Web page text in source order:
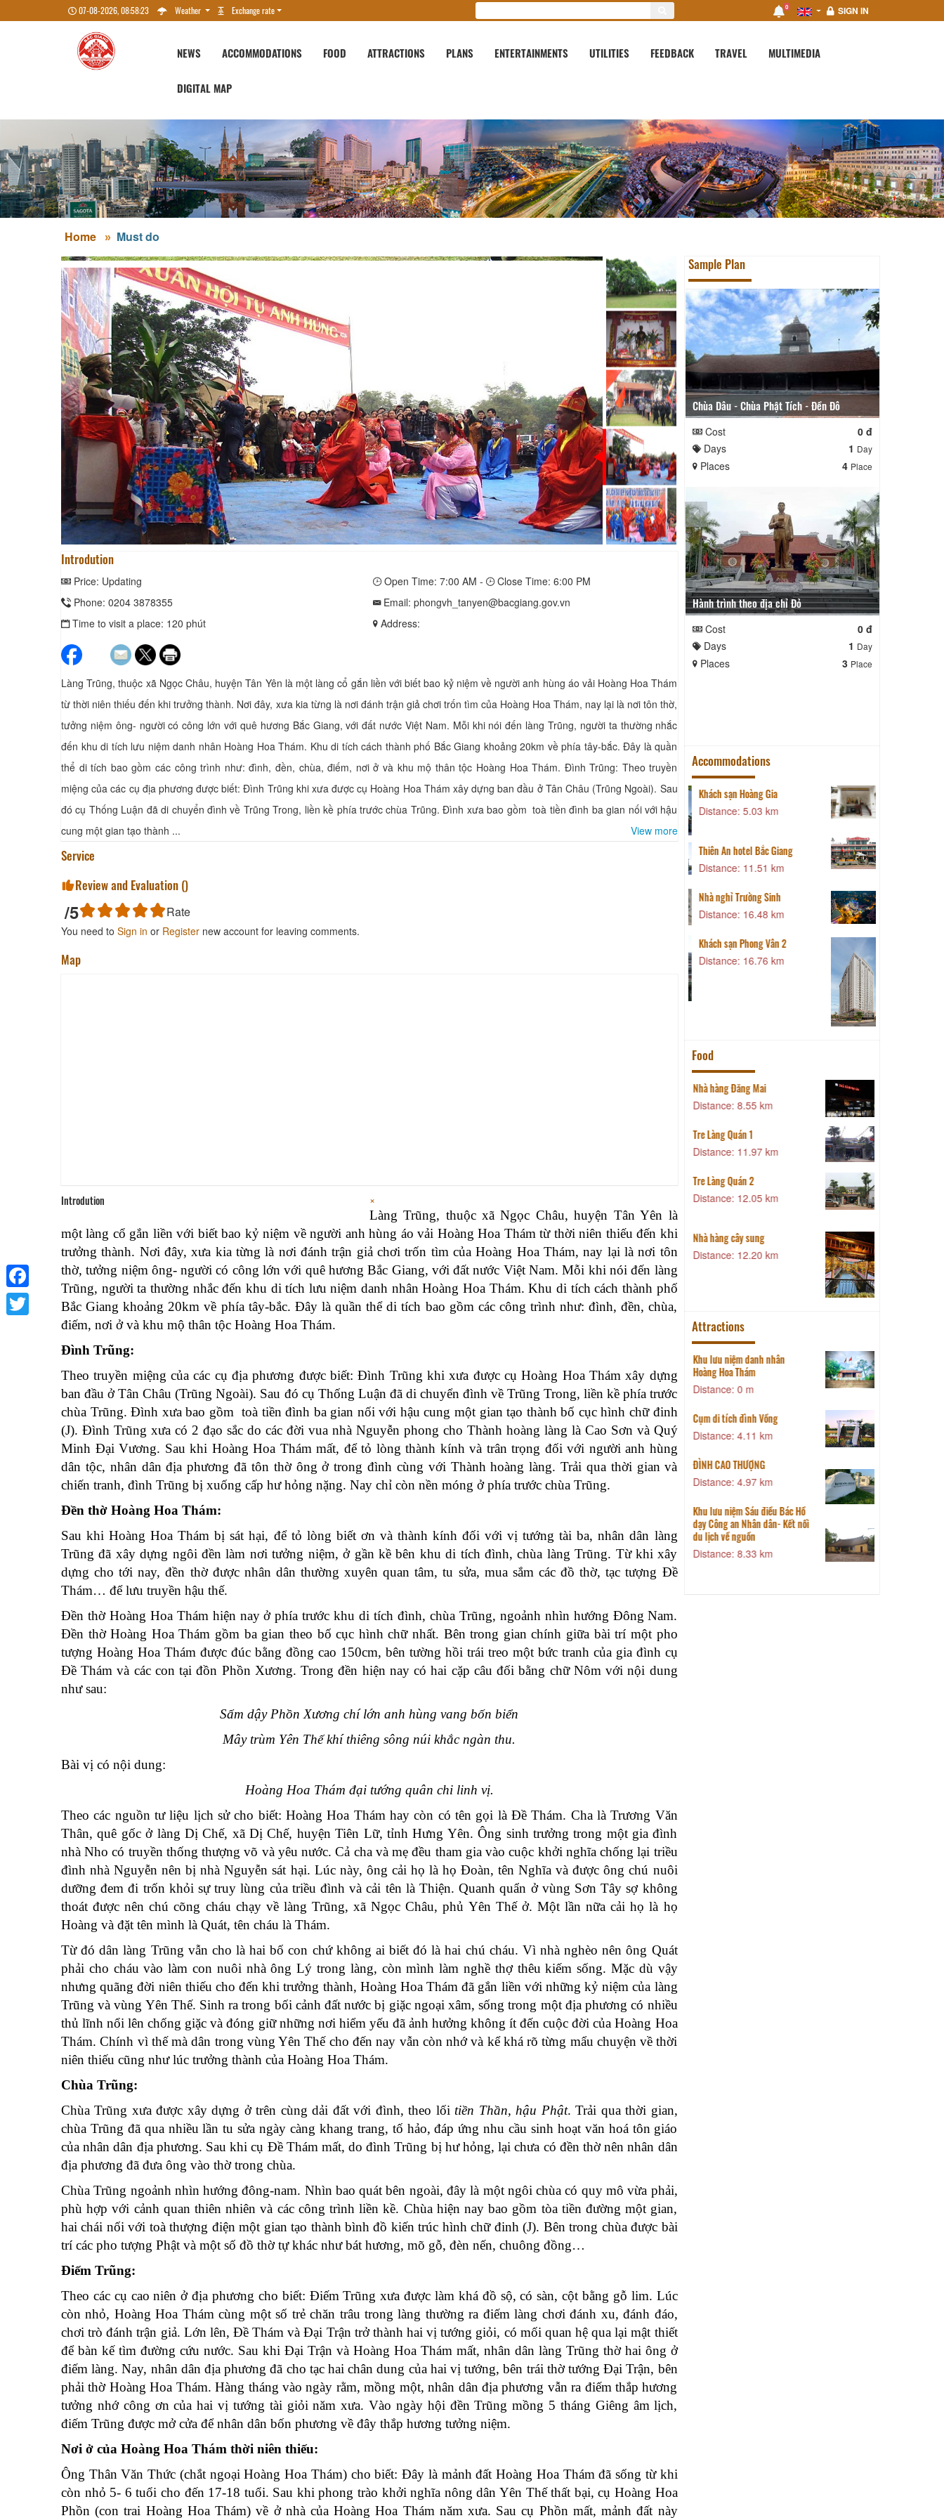
07-08-2026, 08:58:24 Weather Exchange rate 0 SIGN IN
NEWS ACCOMMODATIONS FOOD ATTRACTIONS PLANS ENTERTAINMENTS UTILITIES FEEDBACK TRAVEL MULTIMEDIA
DIGITAL MAP
Home Must do
KHU LƯU NIỆM DANH NHÂN HOÀNG HOA THÁM
Introdution
Price: Updating
Phone: 0204 3878355
Time to visit a place: 120 phút
Open Time: 7:00 AM -
Close Time: 6:00 PM
Email: phongvh_tanyen@bacgiang.gov.vn
Address:
Làng Trũng, thuộc xã Ngọc Châu, huyện Tân Yên là một làng cổ gắn liền với biết bao kỷ niệm về người anh hùng áo vải Hoàng Hoa Thám
từ thời niên thiếu đến khi trưởng thành. Nơi đây, xưa kia từng là nơi đánh trận giả chơi trốn tìm của Hoàng Hoa Thám, nay lại là nơi tôn thờ,
tưởng niệm ông- người có công lớn với quê hương Bắc Giang, với đất nước Việt Nam. Mỗi khi nói đến làng Trũng, người ta thường nhắc
đến khu di tích lưu niệm danh nhân Hoàng Hoa Thám. Khu di tích cách thành phố Bắc Giang khoảng 20km về phía tây-bắc. Đây là quần
thể di tích bao gồm các công trình như: đình, đền, chùa, điếm, nơi ở và khu mộ thân tộc Hoàng Hoa Thám. Đình Trũng: Theo truyền
miệng của các cụ địa phương được biết: Đình Trũng khi xưa được cụ Hoàng Hoa Thám xây dựng ban đầu ở Tân Châu (Trũng Ngoài). Sau
đó cụ Thống Luận đã di chuyển đình về Trũng Trong, liền kề phía trước chùa Trũng. Đình xưa bao gồm toà tiền đình ba gian nối với hậu
cung một gian tạo thành ...
View more
Service
Review and Evaluation ()
/5 Rate
You need to Sign in or Register new account for leaving comments.
Map
Introdution ×
Làng Trũng, thuộc xã Ngọc Châu, huyện Tân Yên là
một làng cổ gắn liền với biết bao kỷ niệm về người anh hùng áo vải Hoàng Hoa Thám từ thời niên thiếu đến khi
trưởng thành. Nơi đây, xưa kia từng là nơi đánh trận giả chơi trốn tìm của Hoàng Hoa Thám, nay lại là nơi tôn
thờ, tưởng niệm ông- người có công lớn với quê hương Bắc Giang, với đất nước Việt Nam. Mỗi khi nói đến làng
Trũng, người ta thường nhắc đến khu di tích lưu niệm danh nhân Hoàng Hoa Thám. Khu di tích cách thành phố
Bắc Giang khoảng 20km về phía tây-bắc. Đây là quần thể di tích bao gồm các công trình như: đình, đền, chùa,
điếm, nơi ở và khu mộ thân tộc Hoàng Hoa Thám.
Đình Trũng:
Theo truyền miệng của các cụ địa phương được biết: Đình Trũng khi xưa được cụ Hoàng Hoa Thám xây dựng
ban đầu ở Tân Châu (Trũng Ngoài). Sau đó cụ Thống Luận đã di chuyển đình về Trũng Trong, liền kề phía trước
chùa Trũng. Đình xưa bao gồm toà tiền đình ba gian nối với hậu cung một gian tạo thành bố cục hình chữ đinh
(J). Đình Trũng xưa có 2 đạo sắc do các đời vua nhà Nguyễn phong cho Thành hoàng làng là Cao Sơn và Quý
Minh Đại Vương. Sau khi Hoàng Hoa Thám mất, để tỏ lòng thành kính và trân trọng đối với người anh hùng
dân tộc, nhân dân địa phương đã tôn thờ ông ở trong đình cùng với Thành hoàng làng. Trải qua thời gian và
chiến tranh, đình Trũng bị xuống cấp hư hỏng nặng. Nay chỉ còn nền móng ở phía trước chùa Trũng.
Đền thờ Hoàng Hoa Thám:
Sau khi Hoàng Hoa Thám bị sát hại, để tỏ lòng biết ơn và thành kính đối với vị tướng tài ba, nhân dân làng
Trũng đã xây dựng ngôi đền làm nơi tưởng niệm, ở gần kề bên khu di tích đình, chùa làng Trũng. Từ khi xây
dựng cho tới nay, đền thờ được nhân dân thường xuyên quan tâm, tu sửa, mua sắm các đồ thờ, tạc tượng Đề
Thám… để lưu truyền hậu thế.
Đền thờ Hoàng Hoa Thám hiện nay ở phía trước khu di tích đình, chùa Trũng, ngoảnh nhìn hướng Đông Nam.
Đền thờ Hoàng Hoa Thám gồm ba gian theo bố cục hình chữ nhất. Bên trong gian chính giữa bài trí một pho
tượng Hoàng Hoa Thám được đúc bằng đồng cao 150cm, bên tường hồi trái treo một bức tranh của gia đình cụ
Đề Thám và các con tại đồn Phồn Xương. Trong đền hiện nay có hai cặp câu đối bằng chữ Nôm với nội dung
như sau:
Sấm dậy Phồn Xương chí lớn anh hùng vang bốn biển
Mây trùm Yên Thế khí thiêng sông núi khắc ngàn thu.
Bài vị có nội dung:
Hoàng Hoa Thám đại tướng quân chi linh vị.
Theo các nguồn tư liệu lịch sử cho biết: Hoàng Hoa Thám hay còn có tên gọi là Đề Thám. Cha là Trương Văn
Thân, quê gốc ở làng Dị Chế, xã Dị Chế, huyện Tiên Lữ, tỉnh Hưng Yên. Ông sinh trưởng trong một gia đình
nhà Nho có truyền thống thượng võ và yêu nước. Cả cha và mẹ đều tham gia vào cuộc khởi nghĩa chống lại triều
đình nhà Nguyễn nên bị nhà Nguyễn sát hại. Lúc này, ông cải họ là họ Đoàn, tên Nghĩa và được ông chú nuôi
dưỡng đem đi trốn khỏi sự truy lùng của triều đình và cải tên là Thiện. Quanh quẩn ở vùng Sơn Tây sợ không
thoát được nên chú cõng cháu chạy về làng Trũng, xã Ngọc Châu, phủ Yên Thế ở. Một lần nữa cải họ là họ
Hoàng và đặt tên mình là Quát, tên cháu là Thám.
Từ đó dân làng Trũng vẫn cho là hai bố con chứ không ai biết đó là hai chú cháu. Vì nhà nghèo nên ông Quát
phải cho cháu vào làm con nuôi nhà ông Lý trong làng, còn mình làm nghề thợ thêu kiếm sống. Mặc dù vậy
nhưng quãng đời niên thiếu cho đến khi trưởng thành, Hoàng Hoa Thám đã gắn liền với những kỷ niệm của làng
Trũng và vùng Yên Thế. Sinh ra trong bối cảnh đất nước bị giặc ngoại xâm, sống trong một địa phương có nhiều
thủ lĩnh nổi lên chống giặc và đóng giữ những nơi hiểm yếu đã ảnh hưởng không ít đến cuộc đời của Hoàng Hoa
Thám. Chính vì thế mà dân trong vùng Yên Thế cho đến nay vẫn còn nhớ và kể khá rõ từng mẩu chuyện về thời
niên thiếu cũng như lúc trưởng thành của Hoàng Hoa Thám.
Chùa Trũng:
Chùa Trũng xưa được xây dựng ở trên cùng dải đất với đình, theo lối tiền Thần, hậu Phật. Trải qua thời gian,
chùa Trũng đã qua nhiều lần tu sửa ngày càng khang trang, tố hảo, đáp ứng nhu cầu sinh hoạt văn hoá tôn giáo
của nhân dân địa phương. Sau khi cụ Đề Thám mất, do đình Trũng bị hư hỏng, lại chưa có đền thờ nên nhân dân
địa phương đã đưa ông vào thờ trong chùa.
Chùa Trũng ngoảnh nhìn hướng đông-nam. Nhìn bao quát bên ngoài, đây là một ngôi chùa có quy mô vừa phải,
phù hợp với cảnh quan thiên nhiên và các công trình liền kề. Chùa hiện nay bao gồm tòa tiền đường một gian,
hai chái nối với toà thượng điện một gian tạo thành bình đồ kiến trúc hình chữ đinh (J). Bên trong chùa được bài
trí các pho tượng Phật và một số đồ thờ tự khác như bát hương, mõ gỗ, đèn nến, chuông đồng…
Điếm Trũng:
Theo các cụ cao niên ở địa phương cho biết: Điếm Trũng xưa được làm khá đồ sộ, có sàn, cột bằng gỗ lim. Lúc
còn nhỏ, Hoàng Hoa Thám cùng một số trẻ chăn trâu trong làng thường ra điếm làng chơi đánh xu, đánh đáo,
chơi trò đánh trận giả. Lớn lên, Đề Thám và Đại Trận trở thành hai vị tướng giỏi, có mối quan hệ qua lại mật thiết
để bàn kế tìm đường cứu nước. Sau khi Đại Trận và Hoàng Hoa Thám mất, nhân dân làng Trũng thờ hai ông ở
điếm làng. Nay, nhân dân địa phương đã cho tạc hai chân dung của hai vị tướng, bên trái thờ tướng Đại Trận, bên
phải thờ Hoàng Hoa Thám. Hàng tháng vào ngày rằm, mồng một, nhân dân địa phương vẫn ra điếm thắp hương
tưởng nhớ công ơn của hai vị tướng tài giỏi năm xưa. Vào ngày hội đền Trũng mồng 5 tháng Giêng âm lịch,
điếm Trũng được mở cửa để nhân dân bốn phương về đây thắp hương tưởng niệm.
Nơi ở của Hoàng Hoa Thám thời niên thiếu:
Ông Thân Văn Thức (chắt ngoại Hoàng Hoa Thám) cho biết: Đây là mảnh đất Hoàng Hoa Thám đã sống từ khi
còn nhỏ 5- 6 tuổi cho đến 17-18 tuổi. Sau khi phong trào khởi nghĩa nông dân Yên Thế thất bại, cụ Hoàng Hoa
Phồn (con trai Hoàng Hoa Thám) về ở nhà của Hoàng Hoa Thám năm xưa. Sau cụ Phồn mất, mảnh đất này
Sample Plan
Chùa Dâu - Chùa Phật Tích - Đền Đô
Cost
0 đ
Days
1 Day
Places 4 Place
Hành trình theo địa chỉ Đỏ
Cost
0 đ
Days
1 Day
Places 3 Place
Accommodations
Khách sạn Hoàng Gia
Distance: 5.03 km
Thiên An hotel Bắc Giang
Distance: 11.51 km
Nhà nghỉ Trường Sinh
Distance: 16.48 km
Khách sạn Phong Vân 2
Distance: 16.76 km
Food
Nhà hàng Đăng Mai
Distance: 8.55 km
Tre Làng Quán 1
Distance: 11.97 km
Tre Làng Quán 2
Distance: 12.05 km
Nhà hàng cây sung
Distance: 12.20 km
Attractions
Khu lưu niệm danh nhân
Hoàng Hoa Thám
Distance: 0 m
Cụm di tích đình Vồng
Distance: 4.11 km
ĐÌNH CAO THƯỢNG
Distance: 4.97 km
Khu lưu niệm Sáu điều Bác Hồ
dạy Công an Nhân dân- Kết nối
du lịch về nguồn
Distance: 8.33 km
Facebook